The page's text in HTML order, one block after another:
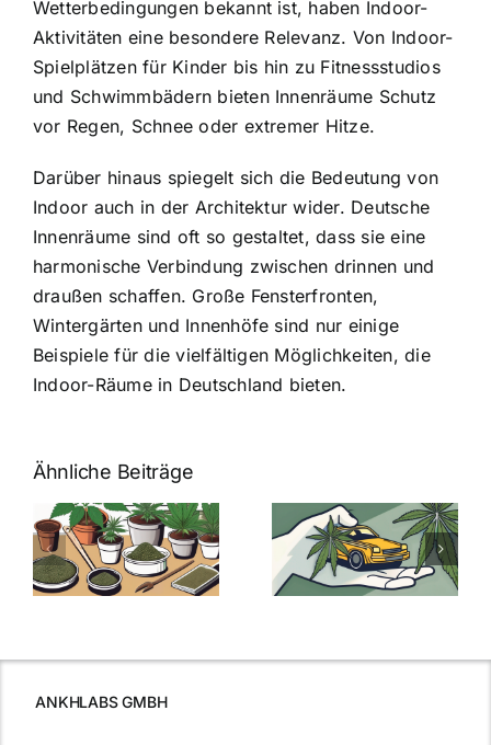
Wetterbedingungen bekannt ist, haben Indoor-
Aktivitäten eine besondere Relevanz. Von Indoor-
Spielplätzen für Kinder bis hin zu Fitnessstudios
und Schwimmbädern bieten Innenräume Schutz
vor Regen, Schnee oder extremer Hitze.
Darüber hinaus spiegelt sich die Bedeutung von
Indoor auch in der Architektur wider. Deutsche
Innenräume sind oft so gestaltet, dass sie eine
harmonische Verbindung zwischen drinnen und
draußen schaffen. Große Fensterfronten,
Wintergärten und Innenhöfe sind nur einige
Beispiele für die vielfältigen Möglichkeiten, die
Indoor-Räume in Deutschland bieten.
Ähnliche Beiträge
Neue THC-
Grenzwert-
Regelung:
Was Sie über
Cannabis und
müssen
Cannabis
Samen
kaufen: Alles
was Sie
ANKHLABS GMBH